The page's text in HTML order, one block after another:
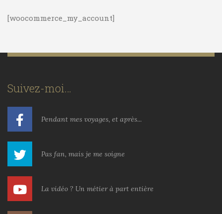
[woocommerce_my_account]
Suivez-moi…
Pendant mes voyages, et après...
Pas fan, mais je me soigne
La vidéo ? Un métier à part entière